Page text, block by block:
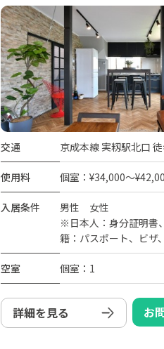
交通 京成本線 実籾駅北口
使用料 個室：¥34,000～
入居条件
男性 女性
※日本人：身分証明
籍：パスポート、ビザ
空室 個室：1
詳細を見る お